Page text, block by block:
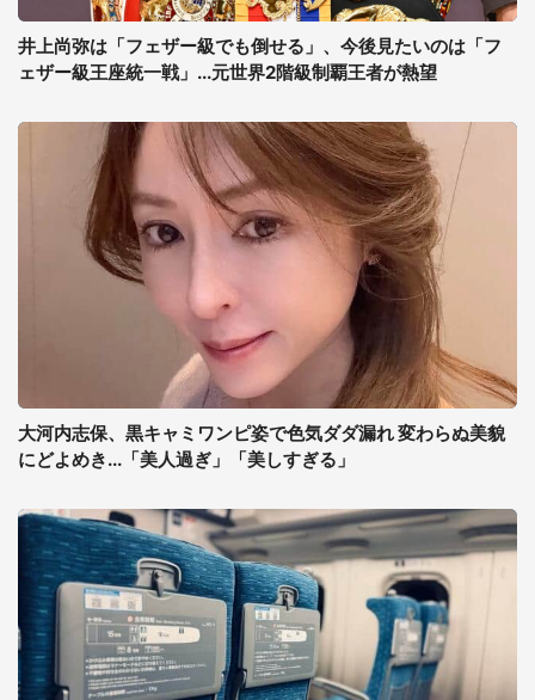
井上尚弥は「フェザー級でも倒せる」、今後見たいのは「フ
ェザー級王座統一戦」...元世界2階級制覇王者が熱望
大河内志保、黒キャミワンピ姿で色気ダダ漏れ 変わらぬ美貌
にどよめき...「美人過ぎ」「美しすぎる」